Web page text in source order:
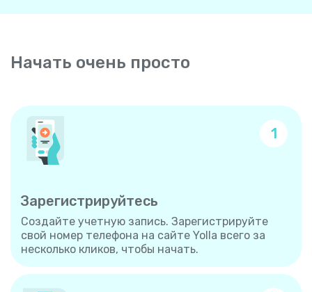
Начать очень просто
1
Зарегистрируйтесь
Создайте учетную запись. Зарегистрируйте
свой номер телефона на сайте Yolla всего за
несколько кликов, чтобы начать.